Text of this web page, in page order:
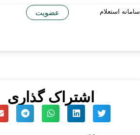
سامانه استعلام عضویت
اشتراک گذاری